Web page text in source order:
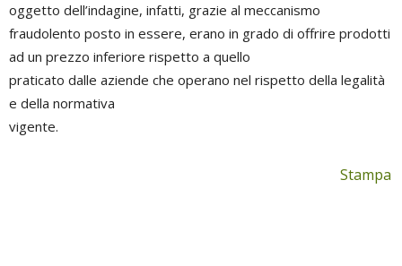
oggetto dell’indagine, infatti, grazie al meccanismo
fraudolento posto in essere, erano in grado di offrire prodotti
ad un prezzo inferiore rispetto a quello
praticato dalle aziende che operano nel rispetto della legalità
e della normativa
vigente.
Stampa